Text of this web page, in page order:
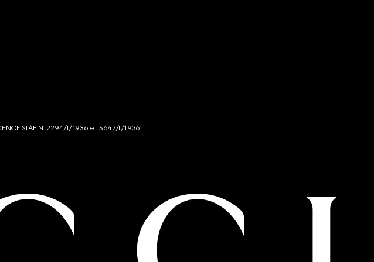
SIAE N. 2294/I/1936 et 5647/I/1936